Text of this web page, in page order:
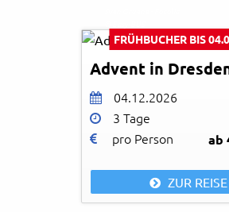
FRÜHBUCHER BIS
Advent in
04.12.2026
3 Tage
pro Person
ab
ZUR REISE